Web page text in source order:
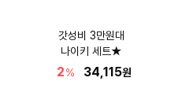
갓성비 3만원대
나이키 세트★
2% 34,115원